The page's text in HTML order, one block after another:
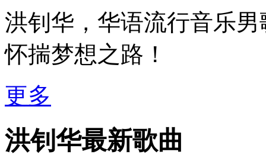
洪钊华，华语流行音乐
怀揣梦想之路！
更多
洪钊华最新歌曲